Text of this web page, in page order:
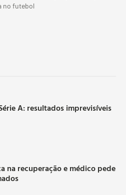
no futebol
A: resultados imprevisíveis
na recuperação e médico pede